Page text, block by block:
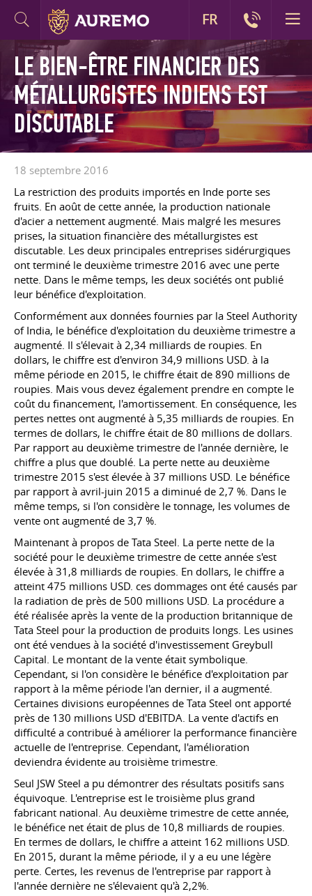
LE BIEN-ÊTRE FINANCIER DES
MÉTALLURGISTES INDIENS EST
DISCUTABLE
18 septembre 2016
La restriction des produits importés en Inde porte ses
fruits. En août de cette année, la production nationale
d'acier a nettement augmenté. Mais malgré les mesures
prises, la situation financière des métallurgistes est
discutable. Les deux principales entreprises sidérurgiques
ont terminé le deuxième trimestre 2016 avec une perte
nette. Dans le même temps, les deux sociétés ont publié
leur bénéfice d'exploitation.
Conformément aux données fournies par la Steel Authority
of India, le bénéfice d'exploitation du deuxième trimestre a
augmenté. Il s'élevait à 2,34 milliards de roupies. En
dollars, le chiffre est d'environ 34,9 millions USD. à la
même période en 2015, le chiffre était de 890 millions de
roupies. Mais vous devez également prendre en compte le
coût du financement, l'amortissement. En conséquence, les
pertes nettes ont augmenté à 5,35 milliards de roupies. En
termes de dollars, le chiffre était de 80 millions de dollars.
Par rapport au deuxième trimestre de l'année dernière, le
chiffre a plus que doublé. La perte nette au deuxième
trimestre 2015 s'est élevée à 37 millions USD. Le bénéfice
par rapport à avril-juin 2015 a diminué de 2,7 %. Dans le
même temps, si l'on considère le tonnage, les volumes de
vente ont augmenté de 3,7 %.
Maintenant à propos de Tata Steel. La perte nette de la
société pour le deuxième trimestre de cette année s'est
élevée à 31,8 milliards de roupies. En dollars, le chiffre a
atteint 475 millions USD. ces dommages ont été causés par
la radiation de près de 500 millions USD. La procédure a
été réalisée après la vente de la production britannique de
Tata Steel pour la production de produits longs. Les usines
ont été vendues à la société d'investissement Greybull
Capital. Le montant de la vente était symbolique.
Cependant, si l'on considère le bénéfice d'exploitation par
rapport à la même période l'an dernier, il a augmenté.
Certaines divisions européennes de Tata Steel ont apporté
près de 130 millions USD d'EBITDA. La vente d'actifs en
difficulté a contribué à améliorer la performance financière
actuelle de l'entreprise. Cependant, l'amélioration
deviendra évidente au troisième trimestre.
Seul JSW Steel a pu démontrer des résultats positifs sans
équivoque. L'entreprise est le troisième plus grand
fabricant national. Au deuxième trimestre de cette année,
le bénéfice net était de plus de 10,8 milliards de roupies.
En termes de dollars, le chiffre a atteint 162 millions USD.
En 2015, durant la même période, il y a eu une légère
perte. Certes, les revenus de l'entreprise par rapport à
l'année dernière ne s'élevaient qu'à 2,2%.
FR